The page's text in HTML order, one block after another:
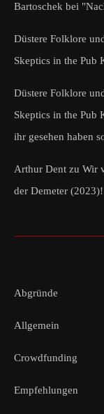
Bartoschek bei
Düstere Folklore
Skeptics in the Pub
Düstere Folklore
Skeptics in the Pub
ihr gesehen haben
Arthur Dent zu Wir
der Demeter
Abgründe
Allgemein
Crowdfunding
Empfehlungen